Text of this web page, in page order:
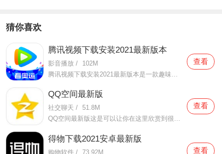
猜你喜欢
腾讯视频下载安装2021最新版本
影音播放 /
102M
查看
QQ空间最新版
社交聊天 / 51.8M
QQ空间最新版这是可以让你在这里欣赏到很多优质的内容欣赏体验的手机视频软件，在这里的内容有很多都是好友的动态，而且还有很多的互动功能可以让你跟好友之间的亲密度再次提升，大家在这里可以感受到很多优质的社交和很多有趣的心情分享，不仅可以跟人互动，这软件也是自己
查看
得物下载2021安卓最新版
购物软件 / 73.92M 查看